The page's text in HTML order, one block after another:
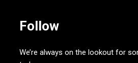
Follow
We’re always on the lookout for